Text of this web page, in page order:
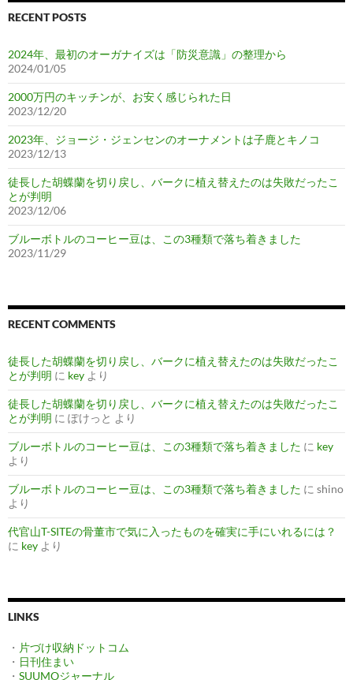
RECENT POSTS
2024年、最初のオーガナイズは「防災意識」の整理から
2024/01/05
2000万円のキッチンが、お安く感じられた日
2023/12/20
2023年、ジョージ・ジェンセンのオーナメントは子鹿とキノコ
2023/12/13
徒長した胡蝶蘭を切り戻し、バークに植え替えたのは失敗だったこ
とが判明
2023/12/06
ブルーボトルのコーヒー豆は、この3種類で落ち着きました
2023/11/29
RECENT COMMENTS
徒長した胡蝶蘭を切り戻し、バークに植え替えたのは失敗だったこ
とが判明 に key より
徒長した胡蝶蘭を切り戻し、バークに植え替えたのは失敗だったこ
とが判明 に ぽけっと より
ブルーボトルのコーヒー豆は、この3種類で落ち着きました に key
より
ブルーボトルのコーヒー豆は、この3種類で落ち着きました に shino
より
代官山T-SITEの骨董市で気に入ったものを確実に手にいれるには？
に key より
LINKS
・ 片づけ収納ドットコム
・ 日刊住まい
・ SUUMOジャーナル